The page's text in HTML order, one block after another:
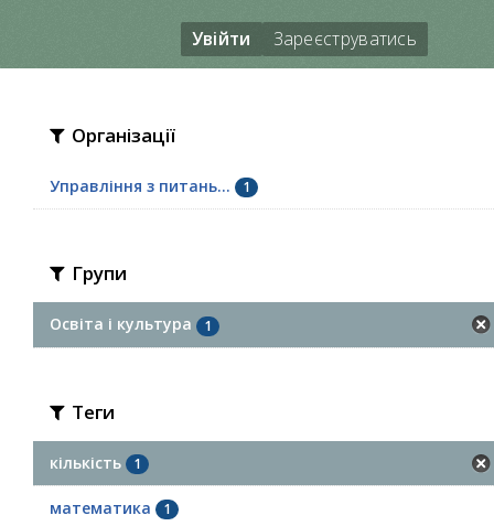
Увійти Зареєструватись
Організації
Управління з питань... 1
Групи
Освіта і культура 1
Теги
кількість 1
математика 1